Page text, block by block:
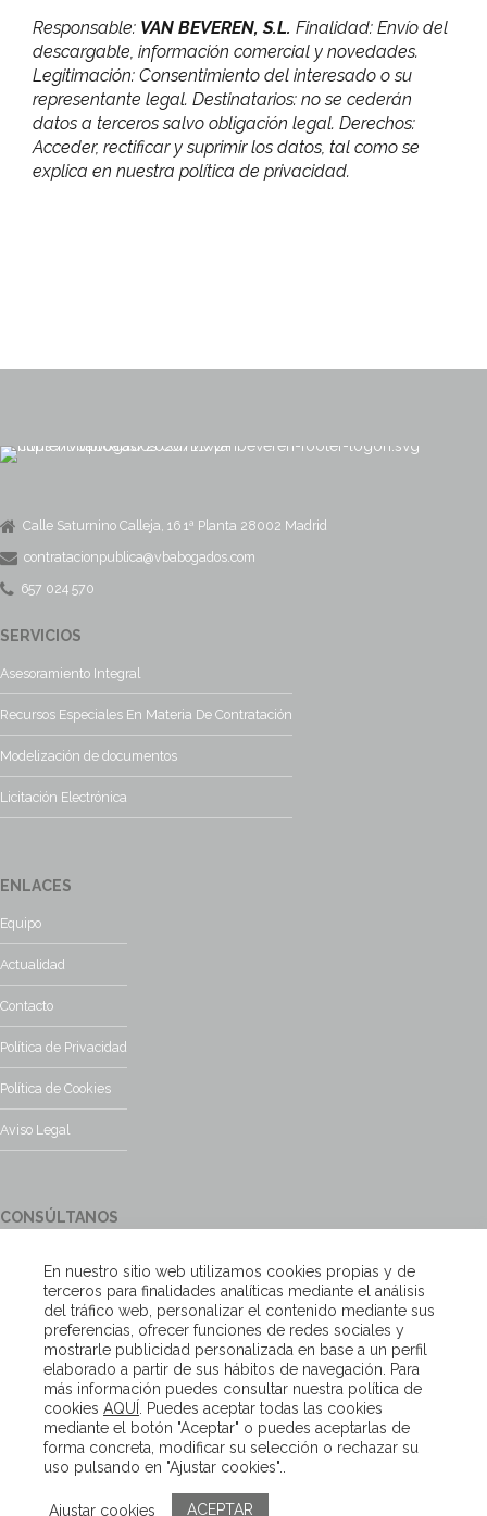
Responsable: VAN BEVEREN, S.L. Finalidad: Envío del
descargable, información comercial y novedades.
Legitimación: Consentimiento del interesado o su
representante legal. Destinatarios: no se cederán
datos a terceros salvo obligación legal. Derechos:
Acceder, rectificar y suprimir los datos, tal como se
explica en nuestra política de privacidad.
Calle Saturnino Calleja, 16 1ª Planta 28002 Madrid
contratacionpublica@vbabogados.com
657 024 570
SERVICIOS
Asesoramiento Integral
Recursos Especiales En Materia De Contratación
Modelización de documentos
Licitación Electrónica
ENLACES
Equipo
Actualidad
Contacto
Política de Privacidad
Política de Cookies
Aviso Legal
CONSÚLTANOS
encantados
Escríbenos
Copyright – Van Beveren 2020
En nuestro sitio web utilizamos cookies propias y de
terceros para finalidades analíticas mediante el análisis
del tráfico web, personalizar el contenido mediante sus
preferencias, ofrecer funciones de redes sociales y
mostrarle publicidad personalizada en base a un perfil
elaborado a partir de sus hábitos de navegación. Para
más información puedes consultar nuestra política de
cookies AQUÍ
. Puedes aceptar todas las cookies
mediante el botón "Aceptar" o puedes aceptarlas de
forma concreta, modificar su selección o rechazar su
uso pulsando en "Ajustar cookies"..
Ajustar cookies ACEPTAR